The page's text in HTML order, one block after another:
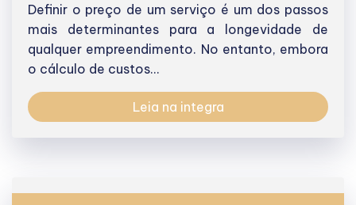
Definir o preço de um serviço é um dos passos
mais determinantes para a longevidade de
qualquer empreendimento. No entanto, embora
o cálculo de custos...
Leia na integra